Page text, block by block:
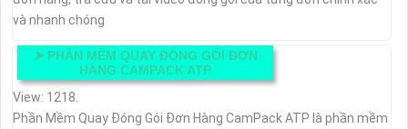
và nhanh chóng
➤ PHẦN MỀM QUAY ĐÓNG GÓI ĐƠN
HÀNG CAMPACK ATP
View: 1218.
Phần Mềm Quay Đóng Gói Đơn Hàng CamPack ATP là phần mềm